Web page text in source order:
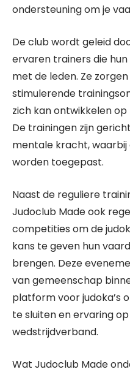
ondersteuning om je
De club wordt geleid
ervaren trainers die
met de leden. Ze
stimulerende
zich kan ontwikkelen
De trainingen zijn
mentale kracht, waarbij
worden toegepast.
Naast de reguliere
Judoclub Made ook
competities om de
kans te geven hun
brengen. Deze
van gemeenschap
platform voor judoka’s
te sluiten en ervaring
wedstrijdverband.
Wat Judoclub Made